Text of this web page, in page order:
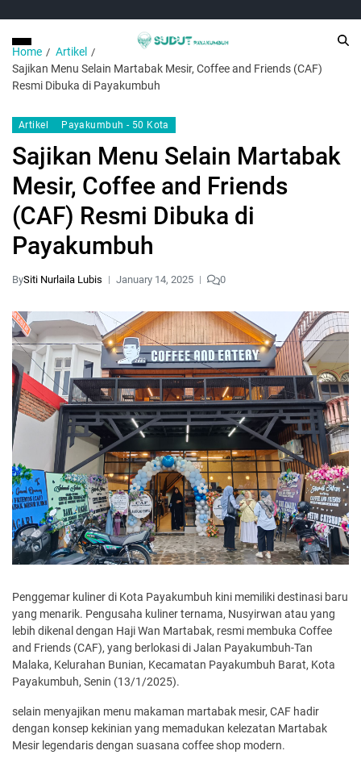
Home
Artikel
Sajikan Menu Selain Martabak Mesir, Coffee and Friends (CAF)
Resmi Dibuka di Payakumbuh
Artikel Payakumbuh - 50 Kota
Sajikan Menu Selain Martabak
Mesir, Coffee and Friends
(CAF) Resmi Dibuka di
Payakumbuh
BySiti Nurlaila Lubis January 14, 2025 0
Penggemar kuliner di Kota Payakumbuh kini memiliki destinasi baru
yang menarik. Pengusaha kuliner ternama, Nusyirwan atau yang
lebih dikenal dengan Haji Wan Martabak, resmi membuka Coffee
and Friends (CAF), yang berlokasi di Jalan Payakumbuh-Tan
Malaka, Kelurahan Bunian, Kecamatan Payakumbuh Barat, Kota
Payakumbuh, Senin (13/1/2025).
selain menyajikan menu makaman martabak mesir, CAF hadir
dengan konsep kekinian yang memadukan kelezatan Martabak
Mesir legendaris dengan suasana coffee shop modern.